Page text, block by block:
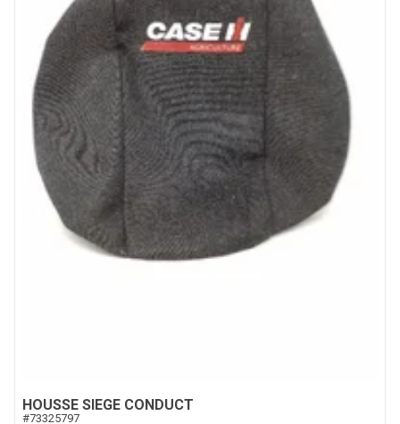
HOUSSE SIEGE CONDUCT
#73325797